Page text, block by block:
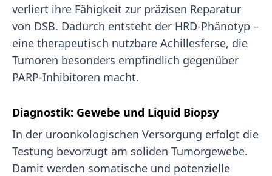
verliert ihre Fähigkeit zur präzisen Reparatur
von DSB. Dadurch entsteht der HRD-Phänotyp –
eine therapeutisch nutzbare Achillesferse, die
Tumoren besonders empfindlich gegenüber
PARP-Inhibitoren macht.
Diagnostik: Gewebe und Liquid Biopsy
In der uroonkologischen Versorgung erfolgt die
Testung bevorzugt am soliden Tumorgewebe.
Damit werden somatische und potenzielle